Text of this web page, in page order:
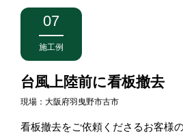
07
施工例
台風上陸前に看板撤去
現場：大阪府羽曳野市古市
看板撤去をご依頼くださるお客様